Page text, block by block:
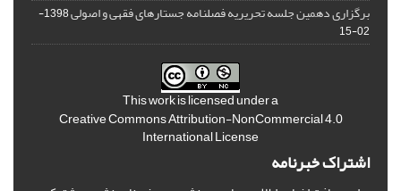
برگزاری دهمین جلسه تحریریه فصلنامه جستارهای فقهی و اصولی
1398-
02-15
This work is licensed under a
Creative Commons Attribution-NonCommercial 4.0
International License
اشتراک خبرنامه